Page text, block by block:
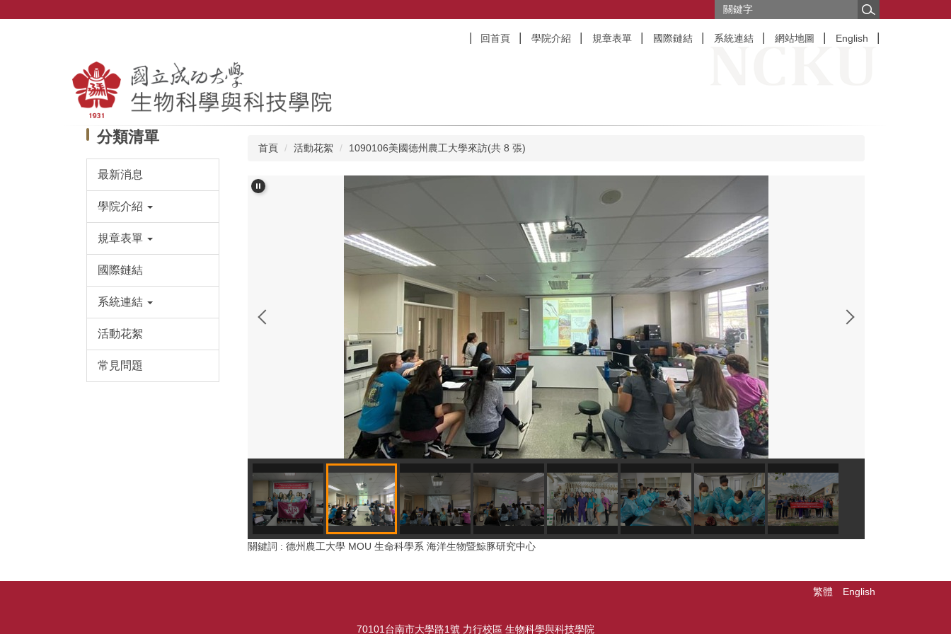
回首頁 學院介紹 規章表單 國際鏈結 系統連結 網站地圖 English
分類清單
最新消息
學院介紹
規章表單
國際鏈結
系統連結
活動花絮
常見問題
首頁 活動花絮 1090106美國德州農工大學來訪(共 8 張)
關鍵詞 : 德州農工大學 MOU 生命科學系 海洋生物暨鯨豚研究中心
繁體 English
70101台南市大學路1號 力行校區 生物科學與科技學院